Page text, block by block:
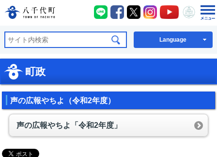
八千代町公式ホームページ
八千代町LINE
八千代町Facebook
八千代町X八千代町Instagram
八千代町
八千
Language
町政
声の広報やちよ（令和2年度）
声の広報やちよ「令和2年度」